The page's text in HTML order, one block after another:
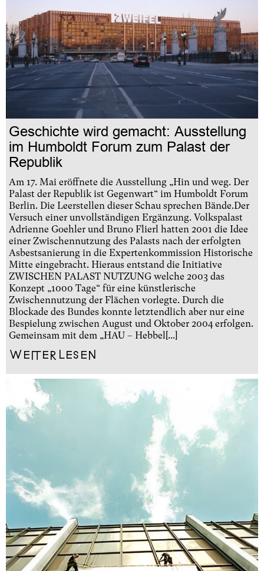
Geschichte wird gemacht: Ausstellung
im Humboldt Forum zum Palast der
Republik
Am 17. Mai eröffnete die Ausstellung „Hin und weg. Der
Palast der Republik ist Gegenwart“ im Humboldt Forum
Berlin. Die Leerstellen dieser Schau sprechen Bände.Der
Versuch einer unvollständigen Ergänzung. Volkspalast
Adrienne Goehler und Bruno Flierl hatten 2001 die Idee
einer Zwischennutzung des Palasts nach der erfolgten
Asbestsanierung in die Expertenkommission Historische
Mitte eingebracht. Hieraus entstand die Initiative
ZWISCHEN PALAST NUTZUNG welche 2003 das
Konzept „1000 Tage“ für eine künstlerische
Zwischennutzung der Flächen vorlegte. Durch die
Blockade des Bundes konnte letztendlich aber nur eine
Bespielung zwischen August und Oktober 2004 erfolgen.
Gemeinsam mit dem „HAU – Hebbel[...]
Weiterlesen